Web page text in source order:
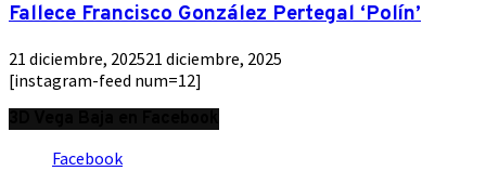
Fallece Francisco González Pertegal ‘Polín’
21 diciembre, 202521 diciembre, 2025
[instagram-feed num=12]
Facebook